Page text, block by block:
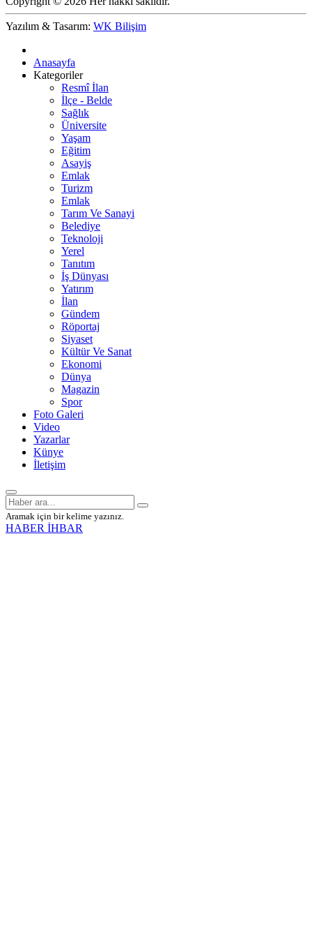
Yazılım & Tasarım: WK Bilişim
Anasayfa
Kategoriler
Resmî İlan
İlçe - Belde
Sağlık
Üniversite
Yaşam
Eğitim
Asayiş
Emlak
Turizm
Emlak
Tarım Ve Sanayi
Belediye
Teknoloji
Yerel
Tanıtım
İş Dünyası
Yatırım
İlan
Gündem
Röportaj
Siyaset
Kültür Ve Sanat
Ekonomi
Dünya
Magazin
Spor
Foto Galeri
Video
Yazarlar
Künye
İletişim
Aramak için bir kelime yazınız.
HABER İHBAR